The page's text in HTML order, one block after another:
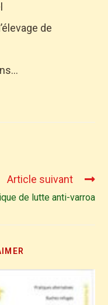
de
Article suivant
de lutte anti-varroa